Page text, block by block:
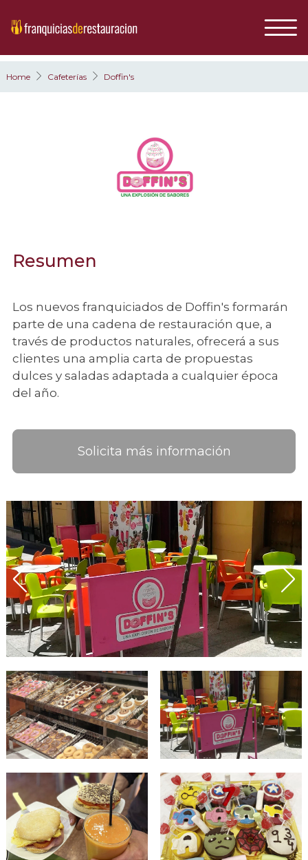
Home Cafeterías Doffin's
Resumen
Los nuevos franquiciados de Doffin's formarán
parte de una cadena de restauración que, a
través de productos naturales, ofrecerá a sus
clientes una amplia carta de propuestas
dulces y saladas adaptada a cualquier época
del año.
Solicita más información